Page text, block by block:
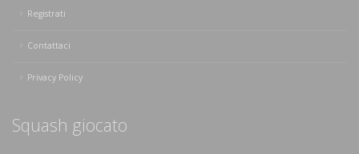
Registrati
Contattaci
Privacy Policy
Squash giocato